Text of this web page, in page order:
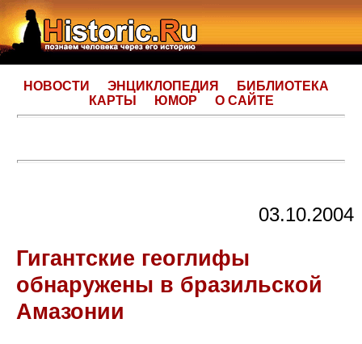
НОВОСТИ ЭНЦИКЛОПЕДИЯ
БИБЛИОТЕКА
КАРТЫ
ЮМОР О САЙТЕ
03.10.2004
Гигантские геоглифы
обнаружены в бразильской
Амазонии